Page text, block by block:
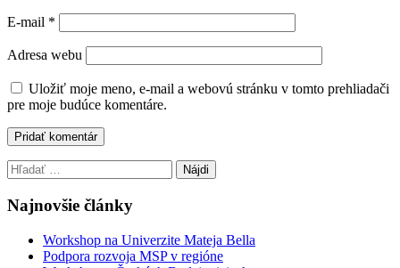
E-mail *
Adresa webu
Uložiť moje meno, e-mail a webovú stránku v tomto prehliadači
pre moje budúce komentáre.
Hľadať:
Najnovšie články
Workshop na Univerzite Mateja Bella
Podpora rozvoja MSP v regióne